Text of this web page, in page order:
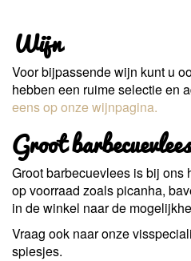
Wijn
Voor bijpassende wijn kunt u
hebben een ruime selectie en
eens op onze wijnpagina.
Groot barbecuevlees
Groot barbecuevlees is bij ons
op voorraad zoals picanha,
in de winkel naar de
Vraag ook naar onze
spiesjes.